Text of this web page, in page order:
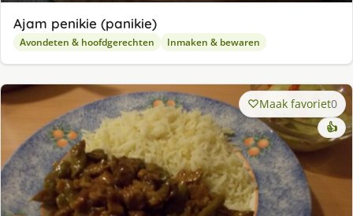
Ajam penikie (panikie)
Avondeten & hoofdgerechten Inmaken & bewaren
Maak favoriet0
👍